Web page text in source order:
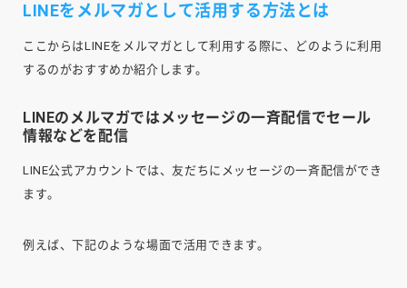
LINEをメルマガとして活用する方法とは
ここからはLINEをメルマガとして利用する際に、どのように利用
するのがおすすめか紹介します。
LINEのメルマガではメッセージの一斉配信でセール
情報などを配信
LINE公式アカウントでは、友だちにメッセージの一斉配信ができ
ます。
例えば、下記のような場面で活用できます。